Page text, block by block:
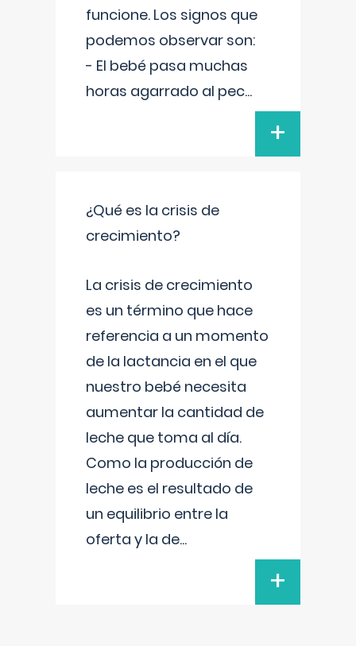
funcione. Los signos que
podemos observar son:
- El bebé pasa muchas
horas agarrado al pec...
+
¿Qué es la crisis de
crecimiento?
La crisis de crecimiento
es un término que hace
referencia a un momento
de la lactancia en el que
nuestro bebé necesita
aumentar la cantidad de
leche que toma al día.
Como la producción de
leche es el resultado de
un equilibrio entre la
oferta y la de...
+